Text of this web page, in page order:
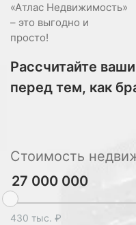
«Атлас Недвижимость»
– это выгодно и
просто!
Рассчитайте
перед тем, как
Стоимость
430 тыс. ₽